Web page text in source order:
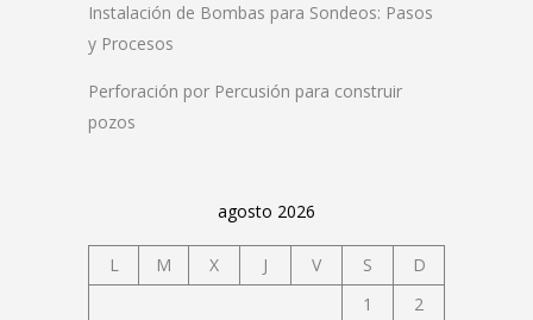
Instalación de Bombas para Sondeos: Pasos
y Procesos
Perforación por Percusión para construir
pozos
agosto 2026
L M X J V S
D
1
2